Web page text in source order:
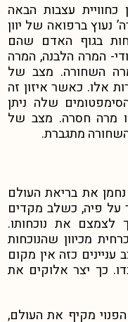
עצבות הבאה
נעוץ ברפואה של יוון
בגוף האדם שהם
המרה הלבנה, המרה
השחורה. מצב של
אלו. כאשר איזון זה
שלה ניתן
מרה חסרה. מצב של
השחורה מתגברת.
נחמן את בריאת העולם
על פיה, כשלב מקדים
לצמצם את נוכחותו.
מכיוון שהנוכחות
כזה אין מקום
כך יצר אלוקים את
מקיף את העולם,